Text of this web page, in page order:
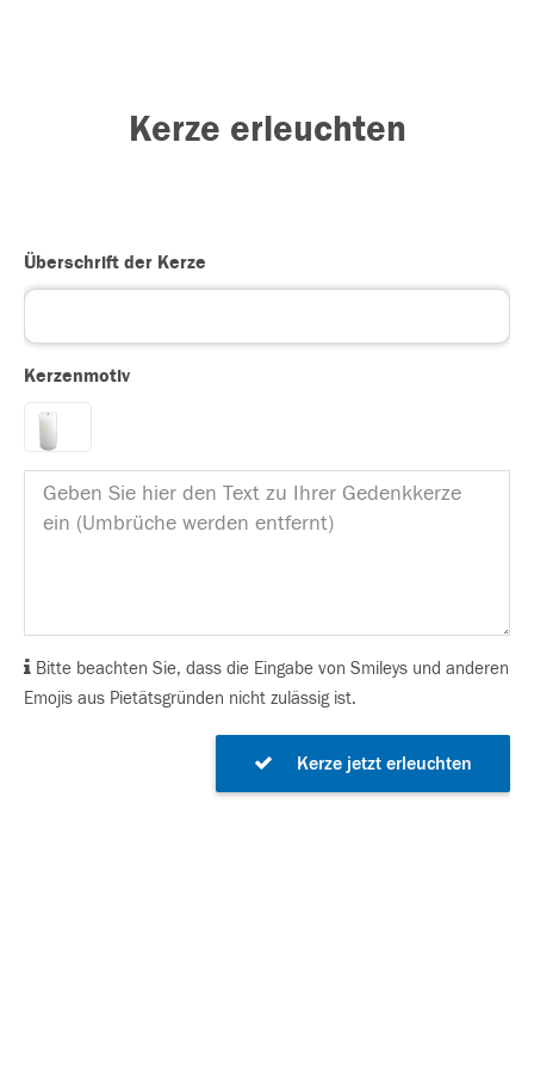
Kerze erleuchten
Überschrift der Kerze
Kerzenmotiv
Bitte beachten Sie, dass die Eingabe von Smileys und anderen
Emojis aus Pietätsgründen nicht zulässig ist.
Kerze jetzt erleuchten